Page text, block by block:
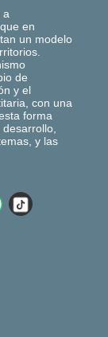
a
en
un modelo
de
y el
con una
forma
y las